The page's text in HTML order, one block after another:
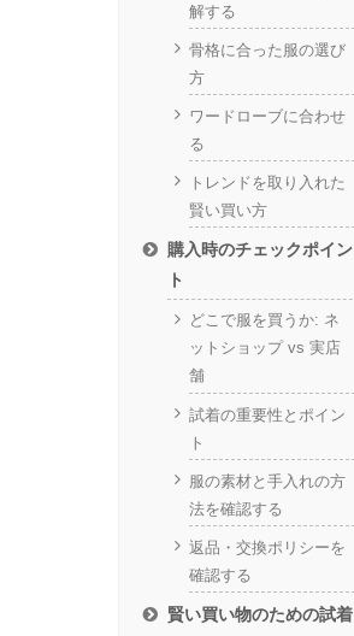
解する
骨格に合った服の選び
方
ワードローブに合わせ
る
トレンドを取り入れた
賢い買い方
購入時のチェックポイン
ト
どこで服を買うか: ネ
ットショップ vs 実店
舗
試着の重要性とポイン
ト
服の素材と手入れの方
法を確認する
返品・交換ポリシーを
確認する
賢い買い物のための試着